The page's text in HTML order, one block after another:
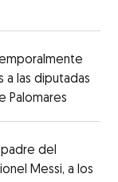
new window
a las diputadas
Palomares
del
Messi, a los